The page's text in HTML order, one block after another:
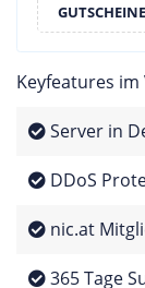
GUTSCHEINE
Keyfeatures im
Server in
DDoS
nic.at
365 Tage